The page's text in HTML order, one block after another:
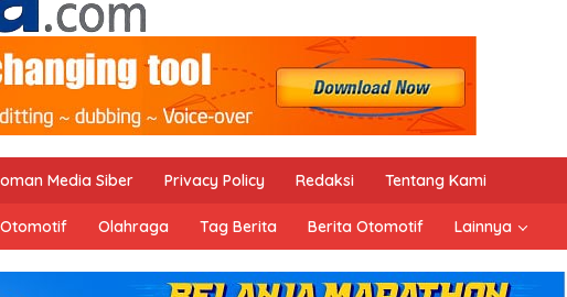
Media Siber Privacy Policy Redaksi Tentang Kami
Otomotif Olahraga Tag Berita Berita Otomotif Lainnya